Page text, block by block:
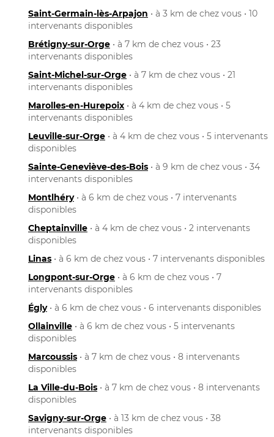
Saint-Germain-lès-Arpajon • à 3 km de chez vous • 10
intervenants disponibles
Brétigny-sur-Orge • à 7 km de chez vous • 23
intervenants disponibles
Saint-Michel-sur-Orge • à 7 km de chez vous • 21
intervenants disponibles
Marolles-en-Hurepoix • à 4 km de chez vous • 5
intervenants disponibles
Leuville-sur-Orge • à 4 km de chez vous • 5 intervenants
disponibles
Sainte-Geneviève-des-Bois • à 9 km de chez vous • 34
intervenants disponibles
Montlhéry• à 6 km de chez vous • 7 intervenants
disponibles
Cheptainville • à 4 km de chez vous • 2 intervenants
disponibles
Linas • à 6 km de chez vous • 7 intervenants disponibles
Longpont-sur-Orge • à 6 km de chez vous • 7
intervenants disponibles
Égly• à 6 km de chez vous • 6 intervenants disponibles
Ollainville • à 6 km de chez vous • 5 intervenants
disponibles
Marcoussis • à 7 km de chez vous • 8 intervenants
disponibles
La Ville-du-Bois • à 7 km de chez vous • 8 intervenants
disponibles
Savigny-sur-Orge • à 13 km de chez vous • 38
intervenants disponibles